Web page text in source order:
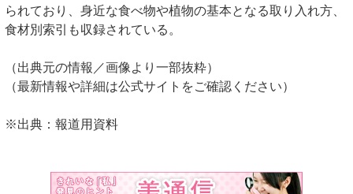
られており、身近な食べ物や植物の基本となる取り入れ方、
食材別索引も収録されている。
（出典元の情報／画像より一部抜粋）
（最新情報や詳細は公式サイトをご確認ください）
※出典：報道用資料